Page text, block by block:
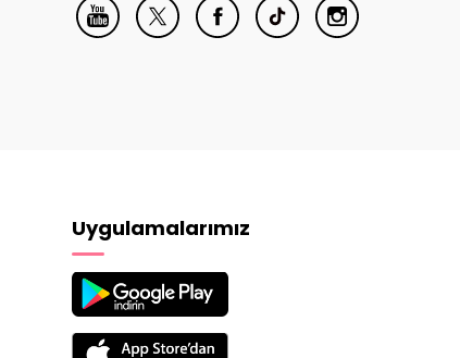
Uygulamalarımız